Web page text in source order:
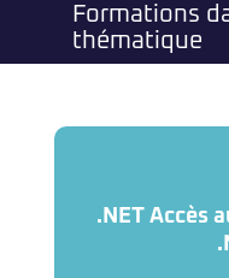
Formations
thématique
.NET Accès